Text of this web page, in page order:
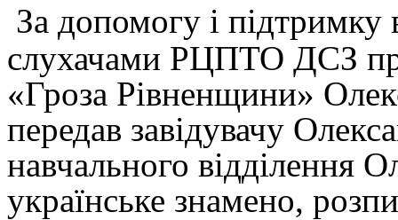
За допомогу і підтримку
слухачами РЦПТО ДСЗ
«Гроза Рівненщини»
передав завідувачу
навчального відділення
українське знамено,